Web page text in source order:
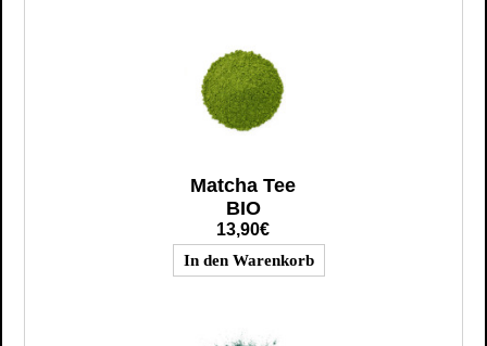
Matcha Tee
BIO
13,90€